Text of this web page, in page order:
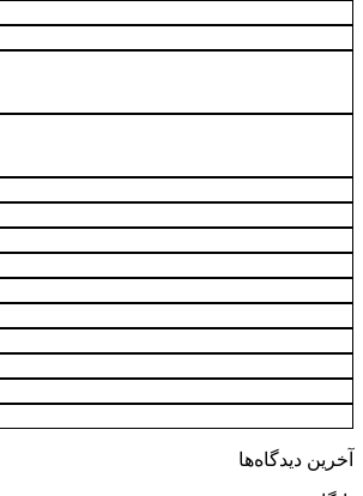
آخرین دیدگاه‌ها